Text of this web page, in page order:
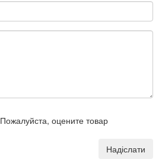
Пожалуйста, оцените товар
Надіслати